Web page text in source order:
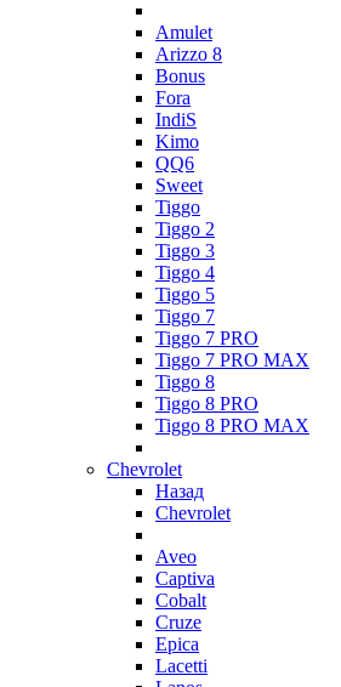
Amulet
Arizzo 8
Bonus
Fora
IndiS
Kimo
QQ6
Sweet
Tiggo
Tiggo 2
Tiggo 3
Tiggo 4
Tiggo 5
Tiggo 7
Tiggo 7 PRO
Tiggo 7 PRO MAX
Tiggo 8
Tiggo 8 PRO
Tiggo 8 PRO MAX
Chevrolet
Назад
Chevrolet
Aveo
Captiva
Cobalt
Cruze
Epica
Lacetti